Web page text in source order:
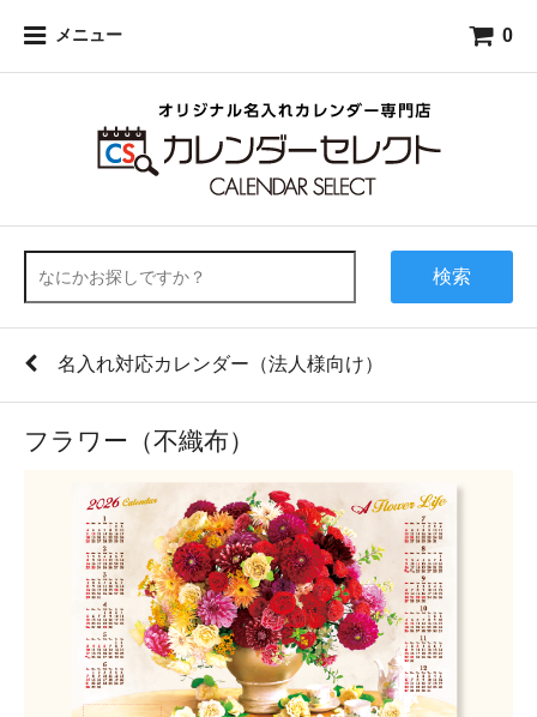
メニュー 0
検索
名入れ対応カレンダー（法人様向け）
フラワー（不織布）